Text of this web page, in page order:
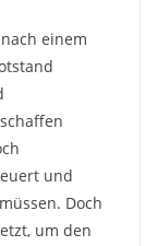
einem
und
Doch
um den